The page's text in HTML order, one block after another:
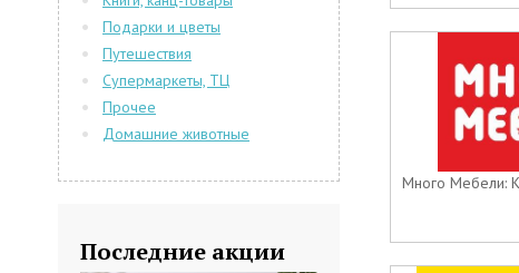
Много Мебели:
Подарки и цветы
Путешествия
Супермаркеты, ТЦ
Прочее
Домашние животные
Последние акции